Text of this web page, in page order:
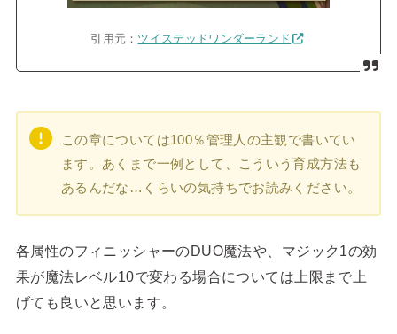
引用元： ツイステッドワンダーランド
この章については100％管理人の主観で書いてい
ます。あくまで一例として、こういう育成方法も
あるんだな…くらいの気持ちでお読みください。
各属性のフィニッシャーのDUO魔法や、マジック1の効
果が魔法レベル10で変わる場合については上限まで上
げても良いと思います。